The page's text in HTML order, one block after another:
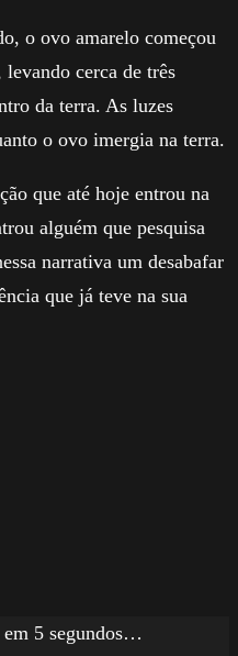
o ovo amarelo começou
cerca de três
da terra. As luzes
o ovo imergia na terra.
que até hoje entrou na
alguém que pesquisa
narrativa um desabafar
que já teve na sua
5 segundos…